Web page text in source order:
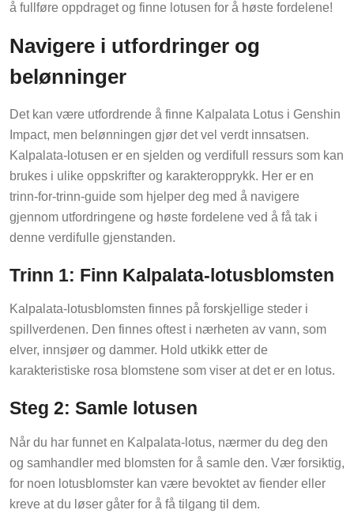
å fullføre oppdraget og finne lotusen for å høste fordelene!
Navigere i utfordringer og
belønninger
Det kan være utfordrende å finne Kalpalata Lotus i Genshin
Impact, men belønningen gjør det vel verdt innsatsen.
Kalpalata-lotusen er en sjelden og verdifull ressurs som kan
brukes i ulike oppskrifter og karakteropprykk. Her er en
trinn-for-trinn-guide som hjelper deg med å navigere
gjennom utfordringene og høste fordelene ved å få tak i
denne verdifulle gjenstanden.
Trinn 1: Finn Kalpalata-lotusblomsten
Kalpalata-lotusblomsten finnes på forskjellige steder i
spillverdenen. Den finnes oftest i nærheten av vann, som
elver, innsjøer og dammer. Hold utkikk etter de
karakteristiske rosa blomstene som viser at det er en lotus.
Steg 2: Samle lotusen
Når du har funnet en Kalpalata-lotus, nærmer du deg den
og samhandler med blomsten for å samle den. Vær forsiktig,
for noen lotusblomster kan være bevoktet av fiender eller
kreve at du løser gåter for å få tilgang til dem.